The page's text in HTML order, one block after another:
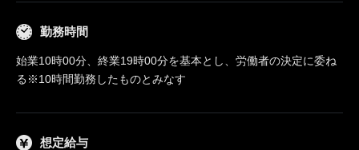
勤務時間
始業10時00分、終業19時00分を基本とし、労働者の決定に委ね
る※10時間勤務したものとみなす
想定給与